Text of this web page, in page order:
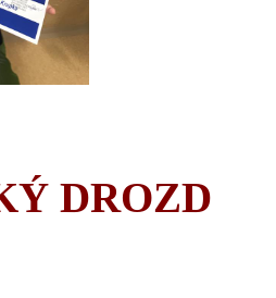
DROZD